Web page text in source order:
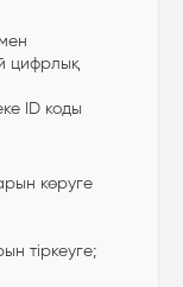
цифрлық
ID коды
көруге
тіркеуге;